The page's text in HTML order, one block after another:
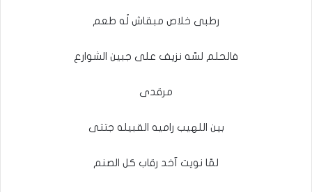
رطبى خلاص مبقاش لُه طعم
فالحلم لسّه نزيف على جبين الشوارع
مرقدى
بين اللهيب راميه القبيله جتتى
لمّا نويت آخد رقاب كل الصنم